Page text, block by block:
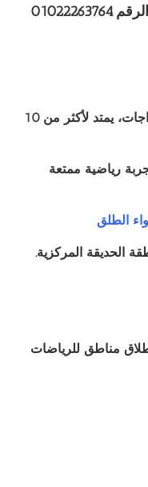
ممشى مخصص للجري وركوب الدراجات، يمتد لأكثر من 10
رياضية ممتعة
الحديقة المركزية.
مناطق للرياضات